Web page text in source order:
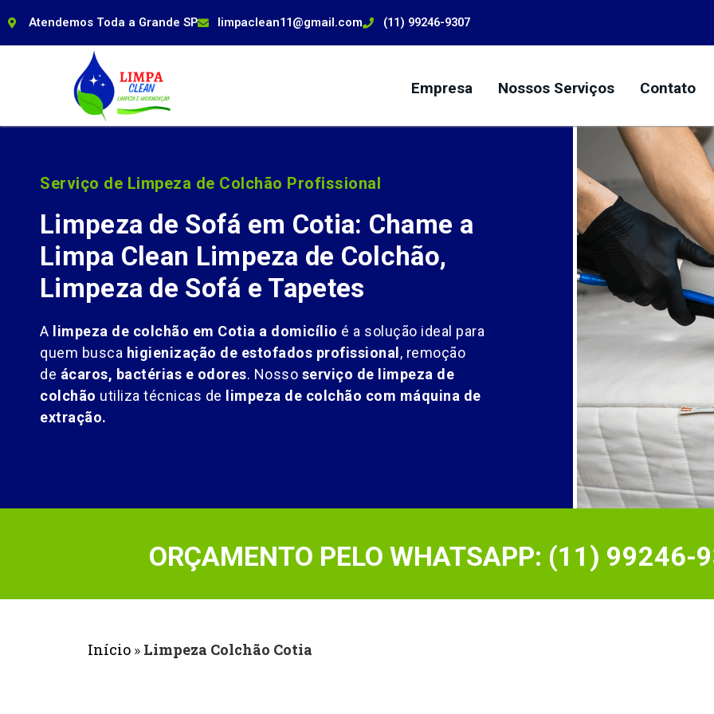
Atendemos Toda a Grande SP limpaclean11@gmail.com (11) 99246-9307
Empresa Nossos Serviços Contato
Serviço de Limpeza de Colchão Profissional
Limpeza de Sofá em Cotia: Chame a
Limpa Clean Limpeza de Colchão,
Limpeza de Sofá e Tapetes
A limpeza de colchão em Cotia a domicílio é a solução ideal para
quem busca higienização de estofados profissional, remoção
de ácaros, bactérias e odores. Nosso serviço de limpeza de
colchão utiliza técnicas de limpeza de colchão com máquina de
extração.
ORÇAMENTO PELO WHATSAPP: (11) 99246-
Início » Limpeza Colchão Cotia